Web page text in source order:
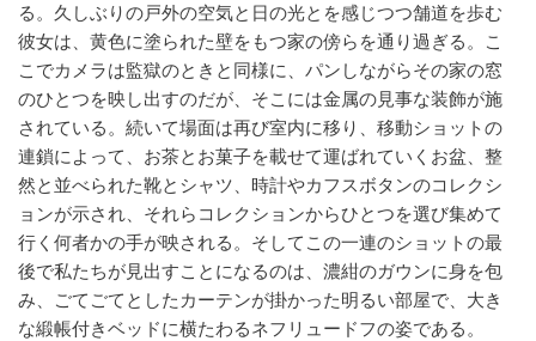
る。久しぶりの戸外の空気と日の光とを感じつつ舗道を歩む
彼女は、黄色に塗られた壁をもつ家の傍らを通り過ぎる。こ
こでカメラは監獄のときと同様に、パンしながらその家の窓
のひとつを映し出すのだが、そこには金属の見事な装飾が施
されている。続いて場面は再び室内に移り、移動ショットの
連鎖によって、お茶とお菓子を載せて運ばれていくお盆、整
然と並べられた靴とシャツ、時計やカフスボタンのコレクシ
ョンが示され、それらコレクションからひとつを選び集めて
行く何者かの手が映される。そしてこの一連のショットの最
後で私たちが見出すことになるのは、濃紺のガウンに身を包
み、ごてごてとしたカーテンが掛かった明るい部屋で、大き
な緞帳付きベッドに横たわるネフリュードフの姿である。